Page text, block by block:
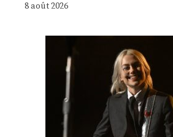
8 août 2026